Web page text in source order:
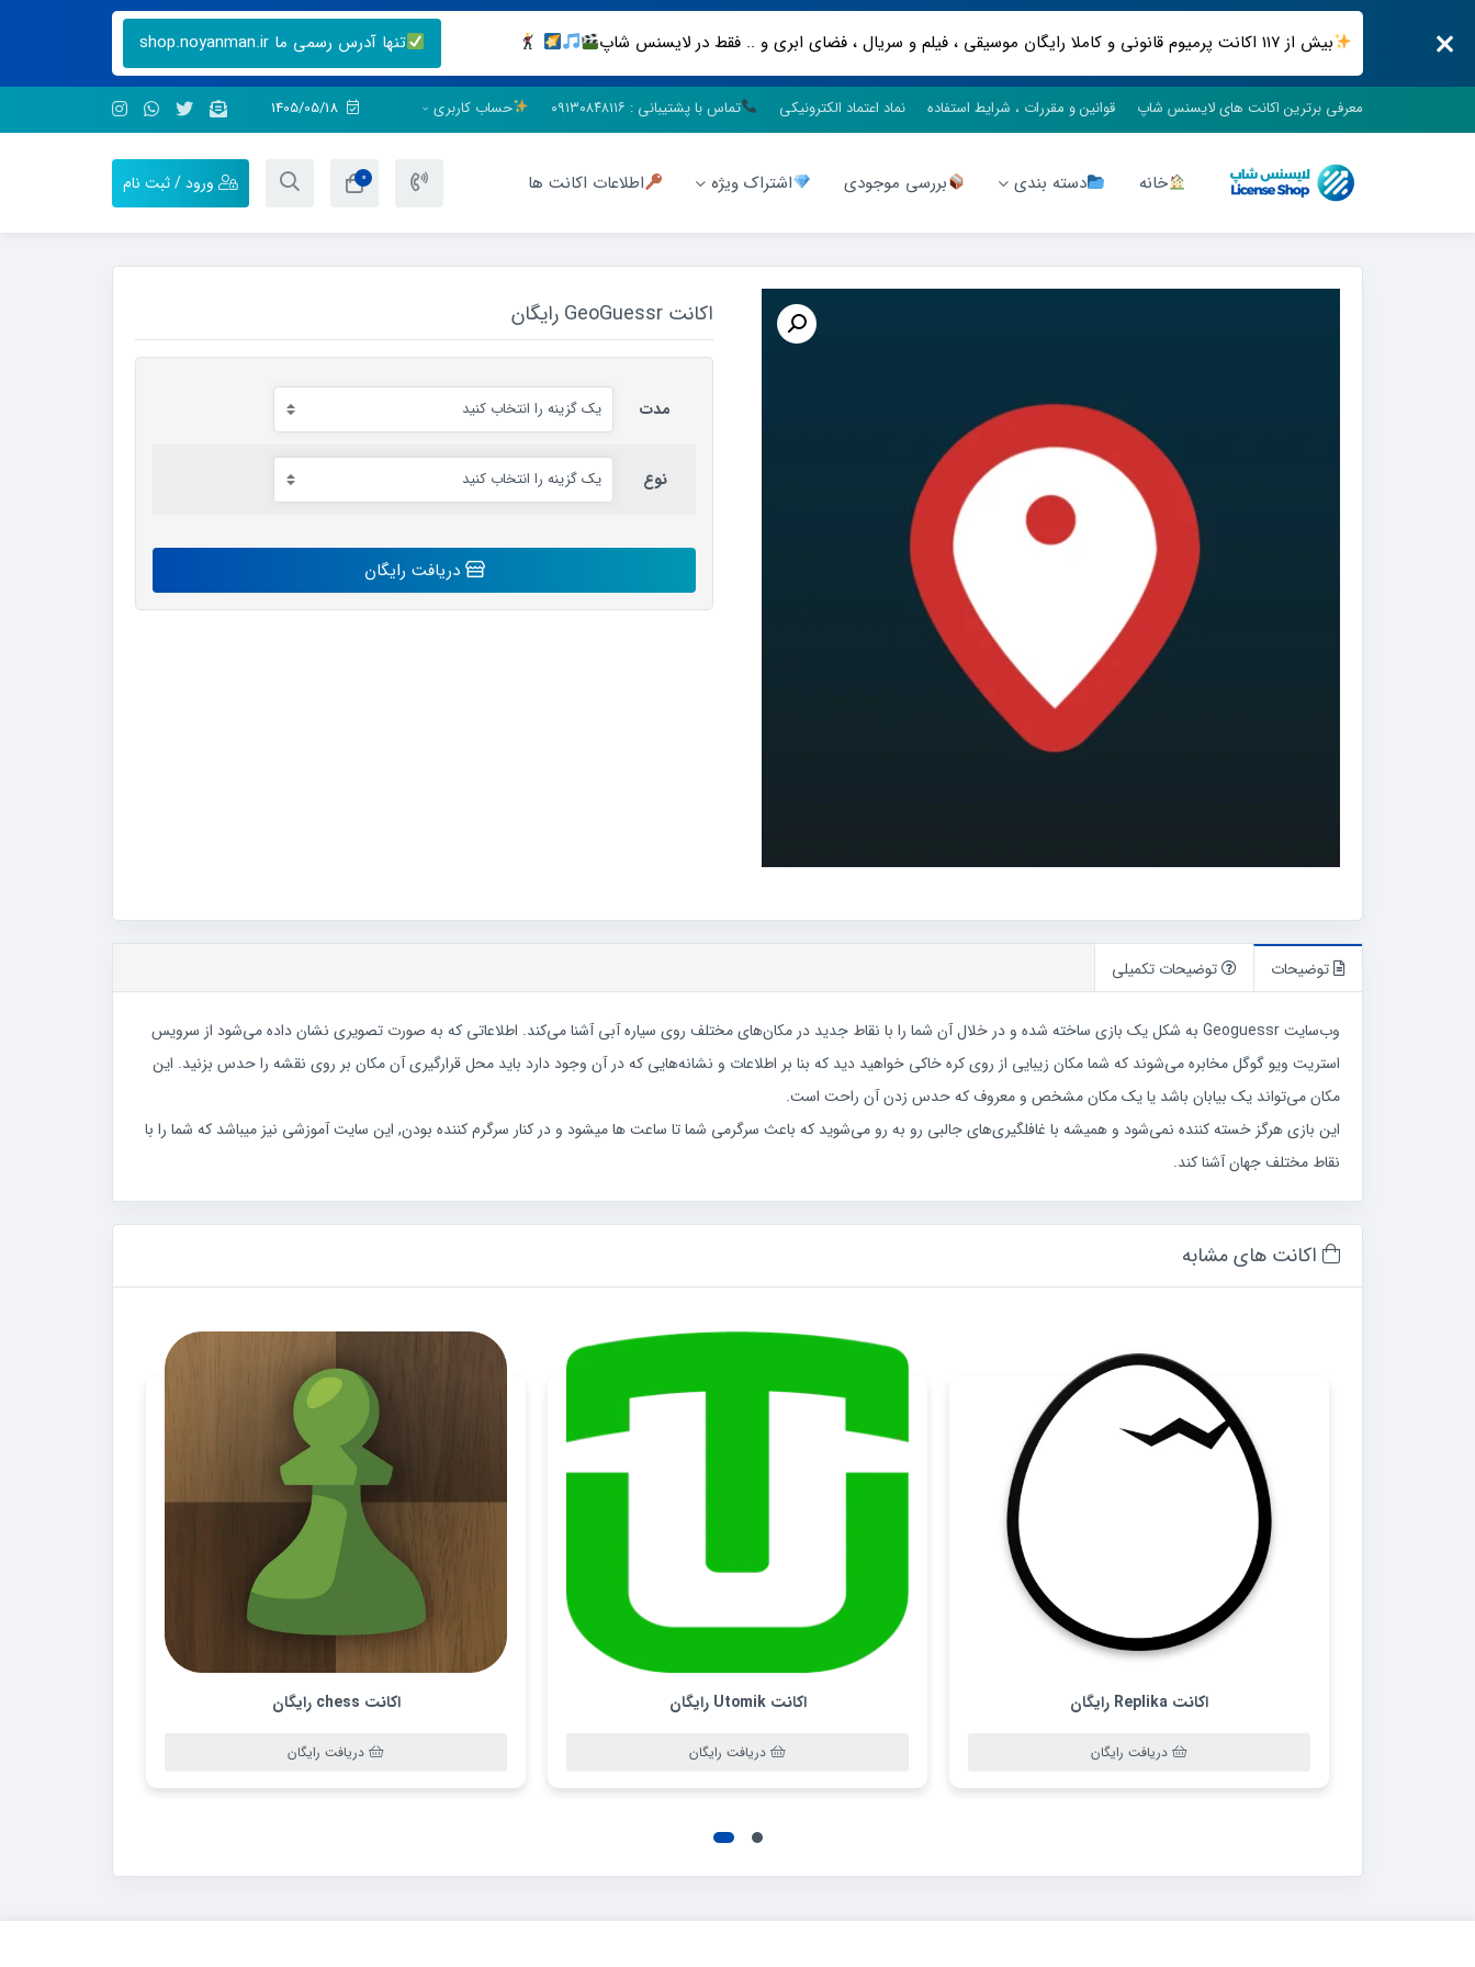
بیش از ۱۱۷ اکانت پرمیوم قانونی و کاملا رایگان موسیقی ، فیلم و سریال ، فضای ابری و .. فقط در لایسنس شاپ تنها آدرس رسمی ما shop.noyanman.ir
معرفی برترین اکانت های لایسنس شاپ قوانین و مقررات ، شرایط استفاده نماد اعتماد الکترونیکی تماس با پشتیبانی : ۰۹۱۳۰۸۴۸۱۱۶ حساب کاربری
خانه دسته بندی بررسی موجودی اشتراک ویژه اطلاعات اکانت ها ورود / ثبت نام 0
اکانت GeoGuessr رایگان
مدت
نوع
اکانت
رایگان
دریافت رایگان
توضیحات توضیحات تکمیلی
وب‌سایت Geoguessr به شکل یک بازی ساخته شده و در خلال آن شما را با نقاط جدید در مکان‌های مختلف روی سیاره آبی آشنا می‌کند. اطلاعاتی که به صورت تصویری نشان داده می‌شود از سرویس
استریت ویو گوگل مخابره می‌شوند که شما مکان زیبایی از روی کره خاکی خواهید دید که بنا بر اطلاعات و نشانه‌هایی که در آن وجود دارد باید محل قرارگیری آن مکان بر روی نقشه را حدس بزنید. این
مکان می‌تواند یک بیابان باشد یا یک مکان مشخص و معروف که حدس زدن آن راحت است.
این بازی هرگز خسته کننده نمی‌شود و همیشه با غافلگیری‌های جالبی رو به رو می‌شوید که باعث سرگرمی شما تا ساعت ها میشود و در کنار سرگرم کننده بودن, این سایت آموزشی نیز میباشد که شما را با
نقاط مختلف جهان آشنا کند.
اکانت های مشابه
اکانت Replika رایگان
دریافت رایگان
اکانت Utomik رایگان
دریافت رایگان
اکانت chess رایگان
دریافت رایگان